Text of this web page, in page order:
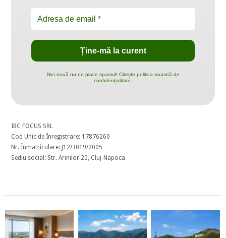
Nici nouă nu ne place spamul! Citește politica noastră de
confidențialitate.
IBC FOCUS SRL
Cod Unic de Înregistrare: 17876260
Nr. Înmatriculare: J12/3019/2005
Sediu social: Str. Arinilor 20, Cluj-Napoca